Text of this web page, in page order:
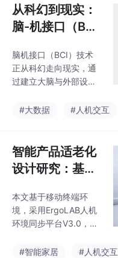
率等问题。
驶注意力。研究用户对
内饰造型特征的设计认
知，指导设计符合用户
统，为未来智能汽车的
内饰设计带来启发。
从科幻到现实：
脑-机接口（BC
脑机接口（BCI）技术
正从科幻走向现实，通
过建立大脑与外部设备
人机交互新方式。该技
医疗康复领域，后者则
在教育、游戏、心理健
康等领域广泛应用。
#大数据 #人机交互
智能产品适老化
设计研究：基于
家居界面原型人
机交互设计定量
本文基于移动终端环
境，采用ErgoLAB人机
环境同步平台V3.0，通
好、交互行为和眼动数
#智能家居 #人机交互